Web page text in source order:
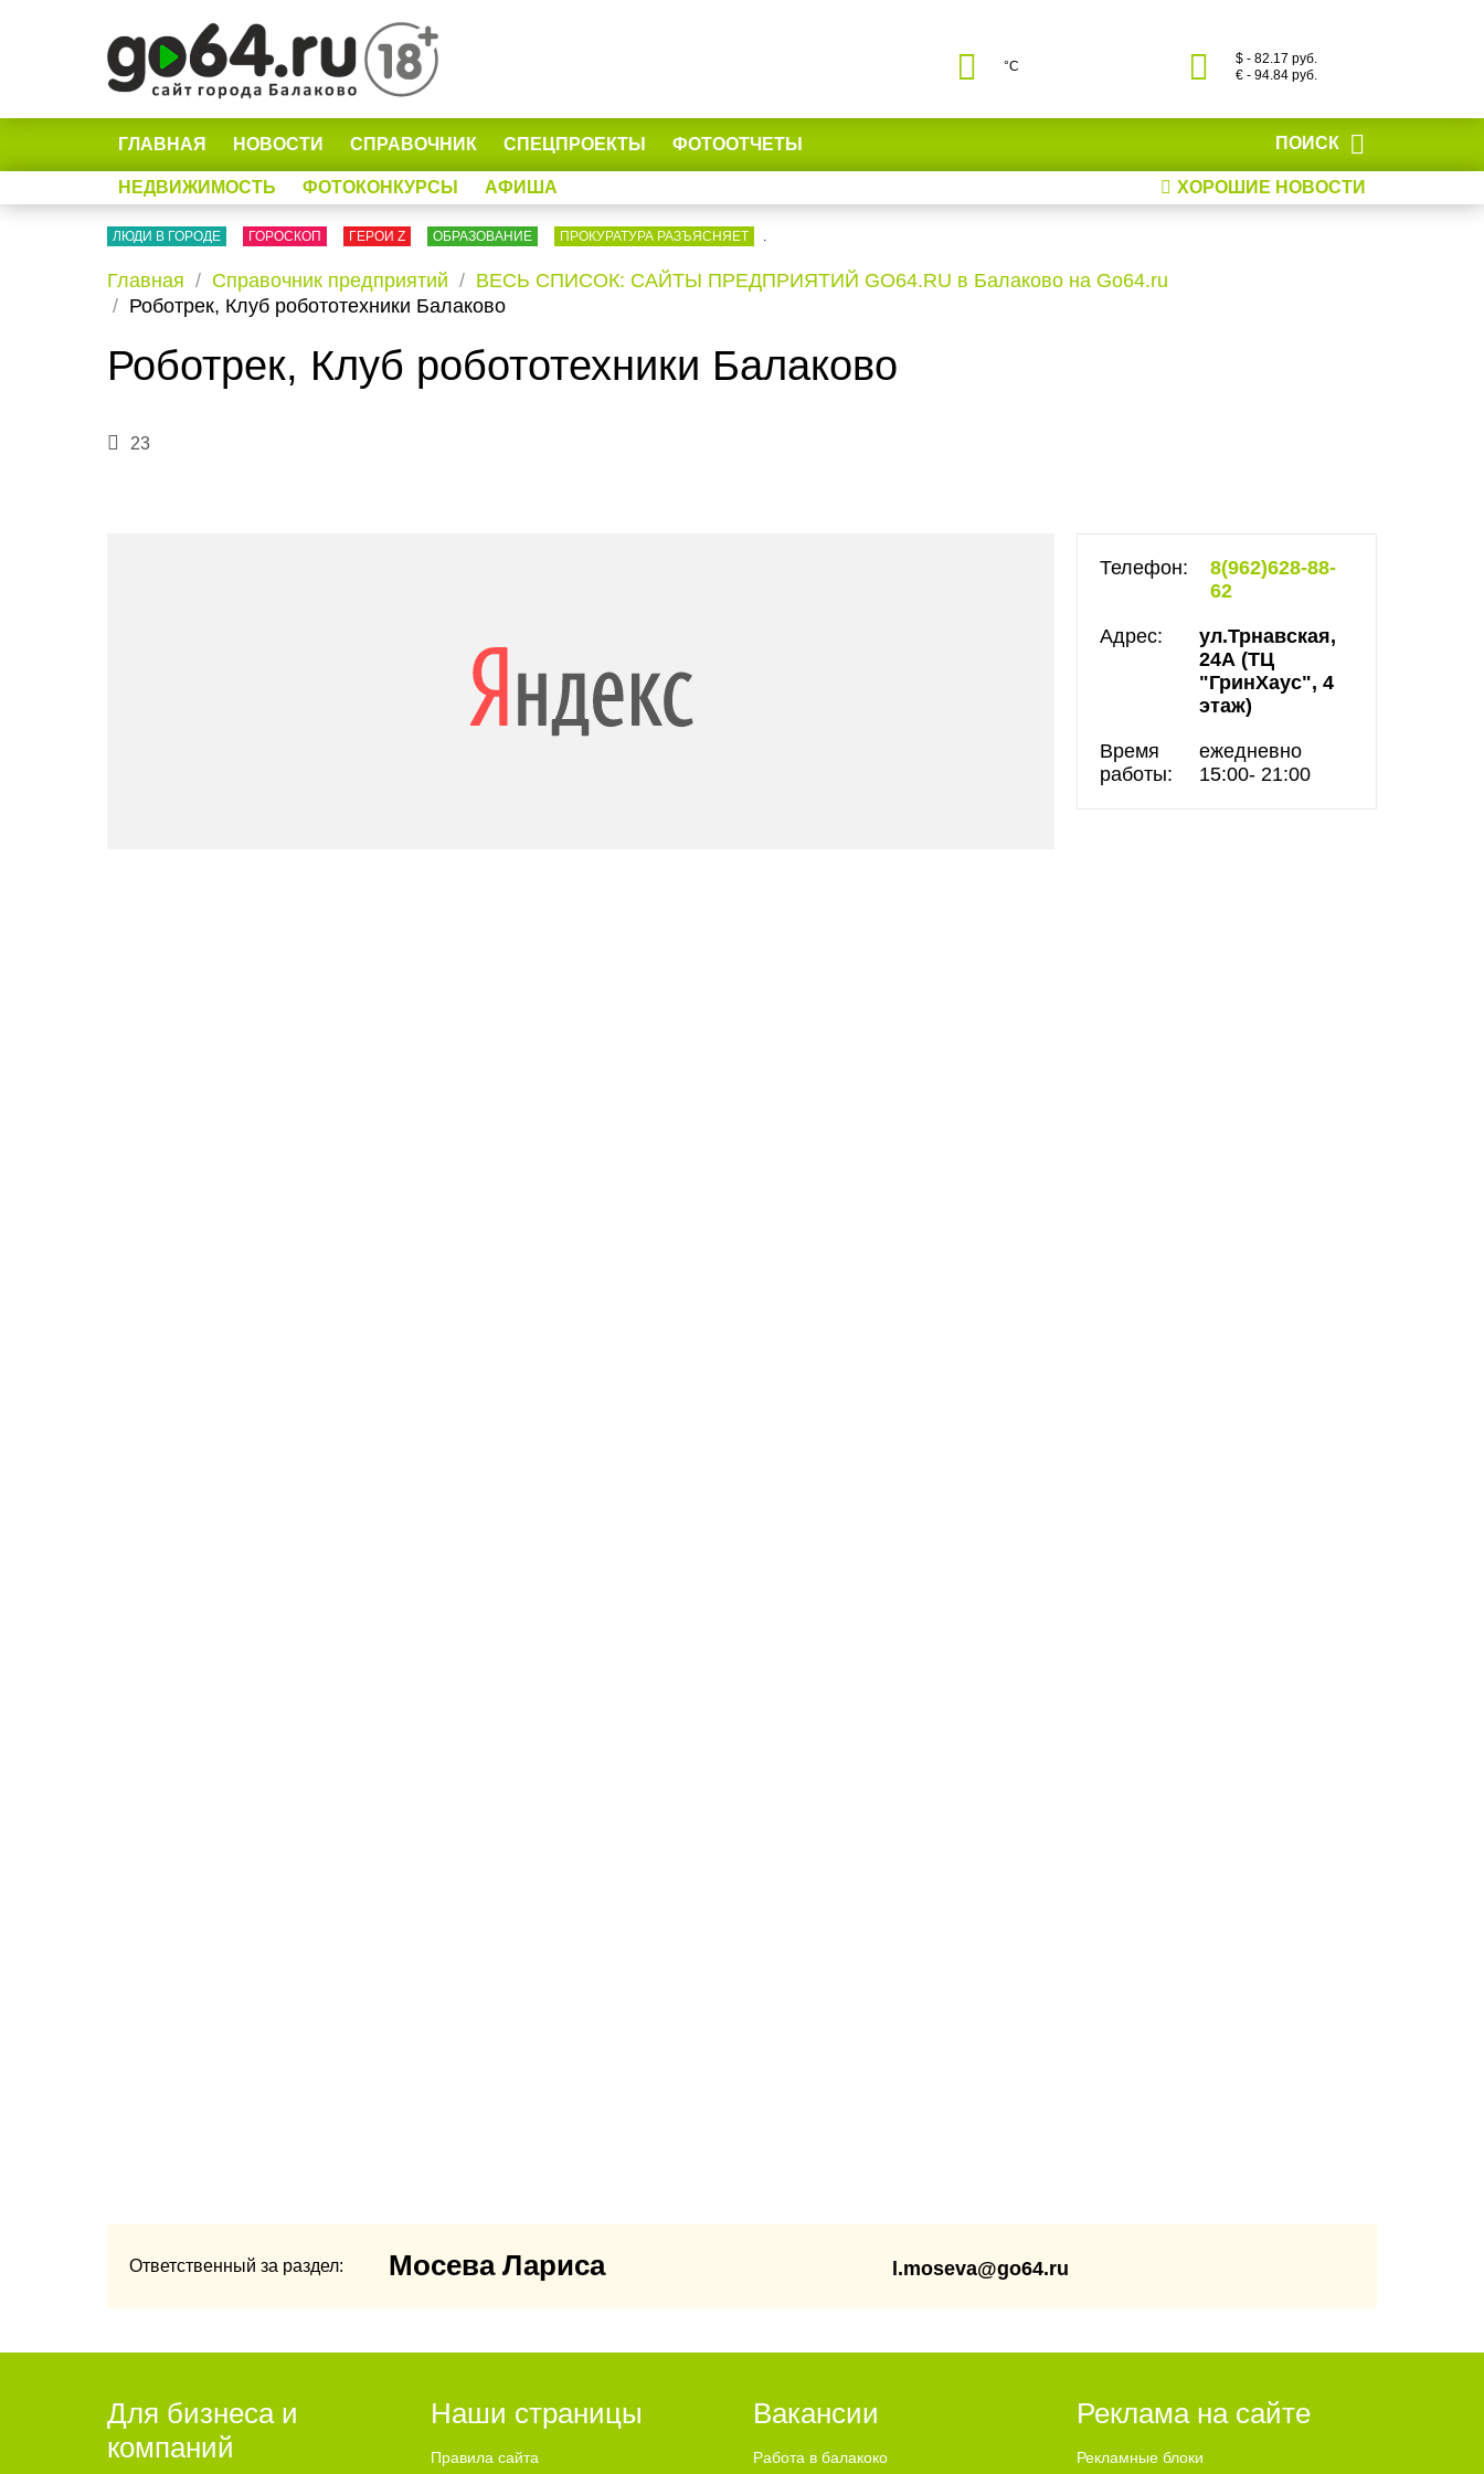
°С
$ - 82.17 руб.
€ - 94.84 руб.
ПОИСК
ГЛАВНАЯ НОВОСТИ СПРАВОЧНИК СПЕЦПРОЕКТЫ ФОТООТЧЕТЫ
ХОРОШИЕ НОВОСТИ
НЕДВИЖИМОСТЬ ФОТОКОНКУРСЫ АФИША
ЛЮДИ В ГОРОДЕ ГОРОСКОП ГЕРОИ Z ОБРАЗОВАНИЕ ПРОКУРАТУРА РАЗЪЯСНЯЕТ .
Главная Справочник предприятий
ВЕСЬ СПИСОК: САЙТЫ ПРЕДПРИЯТИЙ GO64.RU в Балаково на Go64.ru
Роботрек, Клуб робототехники Балаково
Роботрек, Клуб робототехники Балаково
23
Телефон:
8(962)628-88-
62
Адрес:
ул.Трнавская,
24А (ТЦ
"ГринХаус", 4
этаж)
Время
работы:
ежедневно
15:00- 21:00
Ответственный за раздел: Мосева Лариса l.moseva@go64.ru
Для бизнеса и
компаний
Наши страницы
Правила сайта
Вакансии
Работа в балакоко
Реклама на сайте
Рекламные блоки